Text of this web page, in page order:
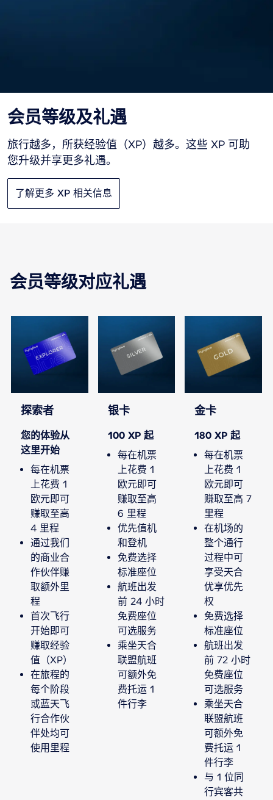
会员等级及礼遇
旅行越多，所获经验值（XP）越多。这些 XP 可助
您升级并享更多礼遇。
了解更多 XP 相关信息
会员等级对应礼遇
探索者
您的体验从
这里开始
每在机票
上花费 1
欧元即可
赚取至高
4 里程
通过我们
的商业合
作伙伴赚
取额外里
程
首次飞行
开始即可
赚取经验
值（XP）
在旅程的
每个阶段
或蓝天飞
行合作伙
伴处均可
使用里程
银卡
100 XP 起
每在机票
上花费 1
欧元即可
赚取至高
6 里程
优先值机
和登机
免费选择
标准座位
航班出发
前 24 小时
免费座位
可选服务
乘坐天合
联盟航班
可额外免
费托运 1
件行李
金卡
180 XP 起
每在机票
上花费 1
欧元即可
赚取至高 7
里程
在机场的
整个通行
过程中可
享受天合
优享优先
权
免费选择
标准座位
航班出发
前 72 小时
免费座位
可选服务
乘坐天合
联盟航班
可额外免
费托运 1
件行李
与 1 位同
行宾客共